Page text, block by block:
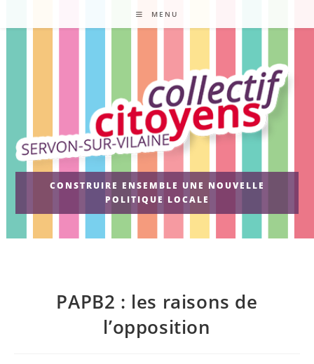
to
MENU
CONSTRUIRE ENSEMBLE UNE NOUVELLE
POLITIQUE LOCALE
PAPB2 : les raisons de
l’opposition